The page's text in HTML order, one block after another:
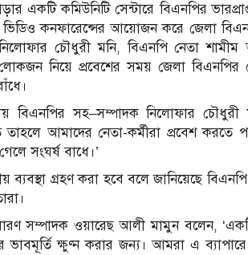
একটি কমিউনিটি সেন্টারে বিএনপির
ভিডিও কনফারেন্সের আয়োজন করে জেলা
নিলোফার চৌধুরী মনি, বিএনপি নেতা
নিয়ে প্রবেশের সময় জেলা বিএনপির
বিএনপির সহ–সম্পাদক নিলোফার চৌধুরী
আমাদের নেতা-কর্মীরা প্রবেশ করতে
সংঘর্ষ বাধে।’
ব্যবস্থা গ্রহণ করা হবে বলে জানিয়েছে
সম্পাদক ওয়ারেছ আলী মামুন বলেন,
ক্ষুণ্ন করার জন্য। আমরা এ ব্যাপারে